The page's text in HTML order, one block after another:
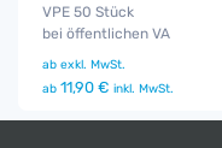
VPE 50 Stück
bei öffentlichen VA
ab exkl. MwSt.
ab 11,90 € inkl. MwSt.